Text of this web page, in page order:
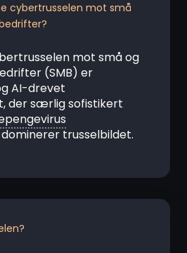
cybertrusselen mot små
mot små og
(SMB) er
AI-drevet
der særlig sofistikert
trusselbildet.